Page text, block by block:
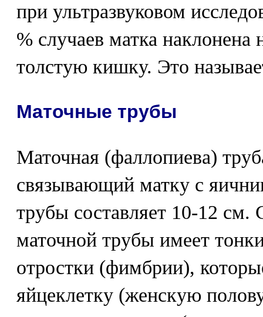
при ультразвуковом
% случаев матка наклонена
толстую кишку. Это
Маточные трубы
Маточная (фаллопиева)
связывающий матку с
трубы составляет 10-12 см.
маточной трубы имеет
отростки (фимбрии),
яйцеклетку (женскую